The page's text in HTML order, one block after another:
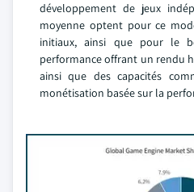
développement de jeux
moyenne optent pour ce
initiaux, ainsi que pour le
performance offrant un rendu
ainsi que des capacités
monétisation basée sur la